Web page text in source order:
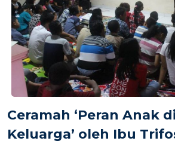
Ceramah ‘Peran Anak
Keluarga’ oleh Ibu